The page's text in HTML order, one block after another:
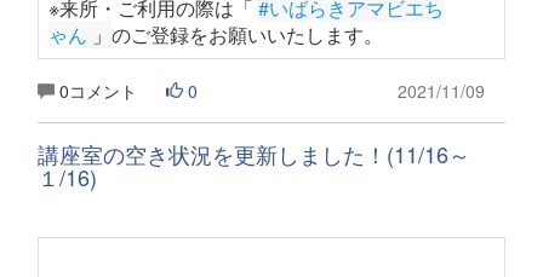
※来所・ご利用の際は「 #いばらきアマビエち
ゃん 」 のご登録をお願いいたします。
0コメント 0 2021/11/09
講座室の空き状況を更新しました！(11/16～
１/16)